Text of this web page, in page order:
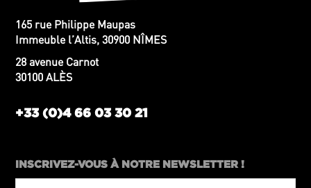
165 rue Philippe Maupas
Immeuble l’Altis, 30900 NÎMES
28 avenue Carnot
30100 ALÈS
+33 (0)4 66 03 30 21
INSCRIVEZ-VOUS À NOTRE NEWSLETTER !